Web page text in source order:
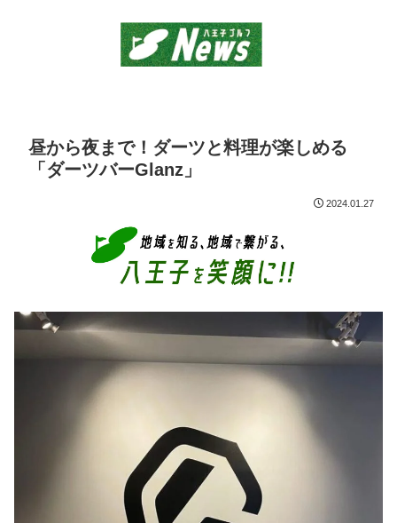
昼から夜まで！ダーツと料理が楽しめる
「ダーツバーGlanz」
2024.01.27